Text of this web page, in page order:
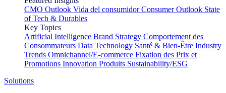
CMO Outlook Vida del consumidor Consumer Outlook State
of Tech & Durables
Key Topics
Artificial Intelligence Brand Strategy Comportement des
Consommateurs Data Technology Santé & Bien-Être Industry
Trends Omnichannel/E-commerce Fixation des Prix et
Promotions Innovation Produits Sustainability/ESG
Solutions